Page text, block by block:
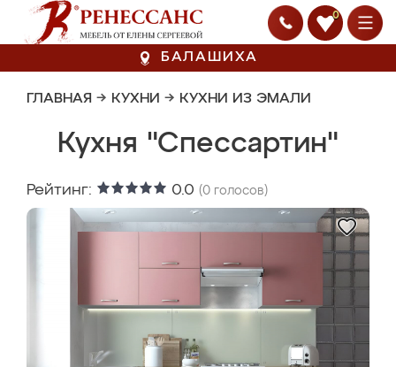
0
БАЛАШИХА
ГЛАВНАЯ → КУХНИ → КУХНИ ИЗ ЭМАЛИ
Кухня "Спессартин"
Рейтинг: 0.0 (0 голосов)